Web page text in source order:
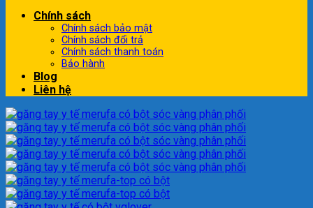
Chính sách
Chính sách bảo mật
Chính sách đổi trả
Chính sách thanh toán
Bảo hành
Blog
Liên hệ